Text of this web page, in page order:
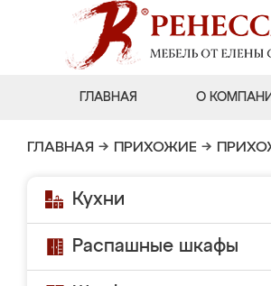
ГЛАВНАЯ О
ГЛАВНАЯ → ПРИХОЖИЕ →
Кухни
Распашные шкафы